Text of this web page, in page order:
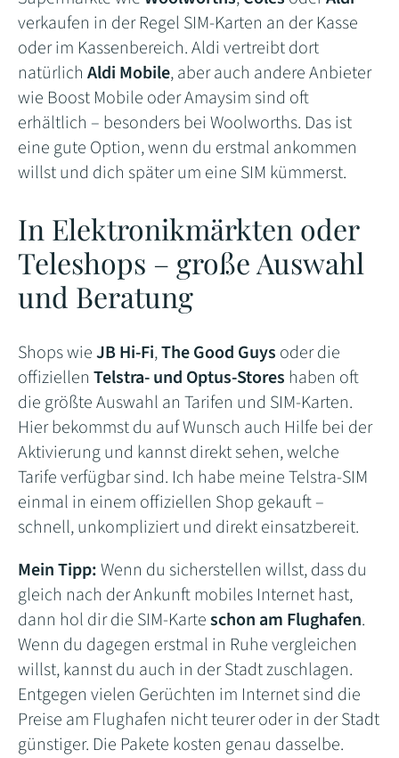
verkaufen in der Regel SIM-Karten an der Kasse
oder im Kassenbereich. Aldi vertreibt dort
natürlich Aldi Mobile, aber auch andere Anbieter
wie Boost Mobile oder Amaysim sind oft
erhältlich – besonders bei Woolworths. Das ist
eine gute Option, wenn du erstmal ankommen
willst und dich später um eine SIM kümmerst.
In Elektronikmärkten oder
Teleshops – große Auswahl
und Beratung
Shops wieJB Hi-Fi,The Good Guys oder die
offiziellen Telstra- und Optus-Stores haben oft
die größte Auswahl an Tarifen und SIM-Karten.
Hier bekommst du auf Wunsch auch Hilfe bei der
Aktivierung und kannst direkt sehen, welche
Tarife verfügbar sind. Ich habe meine Telstra-SIM
einmal in einem offiziellen Shop gekauft –
schnell, unkompliziert und direkt einsatzbereit.
Mein Tipp:Wenn du sicherstellen willst, dass du
gleich nach der Ankunft mobiles Internet hast,
dann hol dir die SIM-Karteschon am Flughafen.
Wenn du dagegen erstmal in Ruhe vergleichen
willst, kannst du auch in der Stadt zuschlagen.
Entgegen vielen Gerüchten im Internet sind die
Preise am Flughafen nicht teurer oder in der Stadt
günstiger. Die Pakete kosten genau dasselbe.